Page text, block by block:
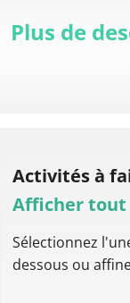
Plus de
Activités à
Afficher tout
Sélectionnez
dessous ou